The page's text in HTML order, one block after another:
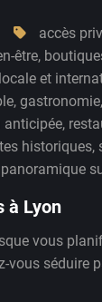
accès
être,
et
, gastronomie,
anticipée,
historiques,
à Lyon
vous
vous séduire